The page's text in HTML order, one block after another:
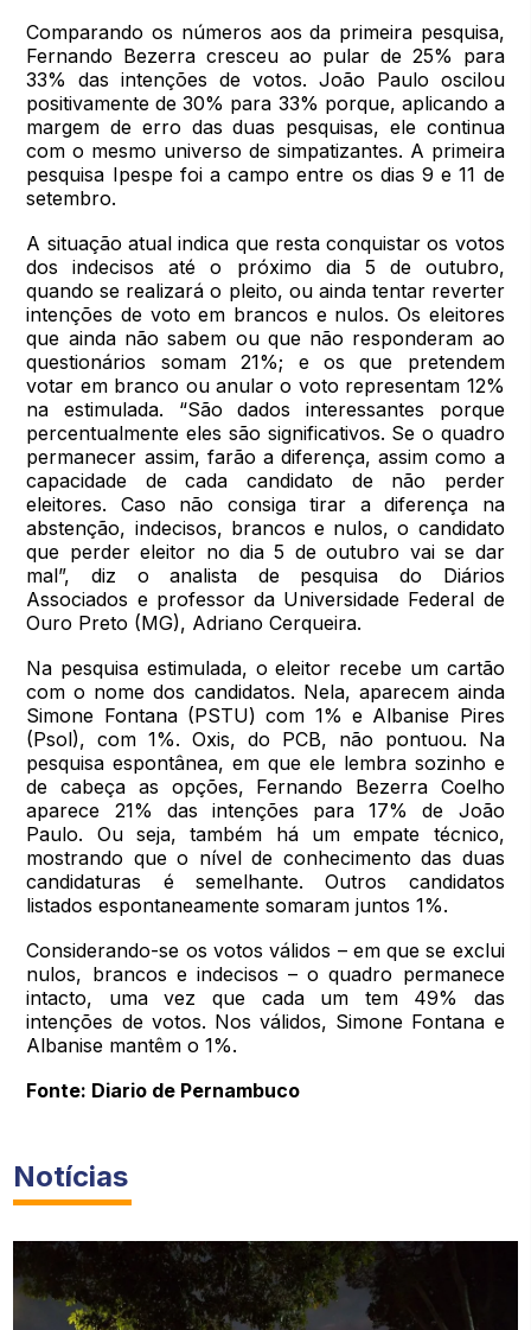
Comparando os números aos da primeira pesquisa,
Fernando Bezerra cresceu ao pular de 25% para
33% das intenções de votos. João Paulo oscilou
positivamente de 30% para 33% porque, aplicando a
margem de erro das duas pesquisas, ele continua
com o mesmo universo de simpatizantes. A primeira
pesquisa Ipespe foi a campo entre os dias 9 e 11 de
setembro.
A situação atual indica que resta conquistar os votos
dos indecisos até o próximo dia 5 de outubro,
quando se realizará o pleito, ou ainda tentar reverter
intenções de voto em brancos e nulos. Os eleitores
que ainda não sabem ou que não responderam ao
questionários somam 21%; e os que pretendem
votar em branco ou anular o voto representam 12%
na estimulada. “São dados interessantes porque
percentualmente eles são significativos. Se o quadro
permanecer assim, farão a diferença, assim como a
capacidade de cada candidato de não perder
eleitores. Caso não consiga tirar a diferença na
abstenção, indecisos, brancos e nulos, o candidato
que perder eleitor no dia 5 de outubro vai se dar
mal”, diz o analista de pesquisa do Diários
Associados e professor da Universidade Federal de
Ouro Preto (MG), Adriano Cerqueira.
Na pesquisa estimulada, o eleitor recebe um cartão
com o nome dos candidatos. Nela, aparecem ainda
Simone Fontana (PSTU) com 1% e Albanise Pires
(Psol), com 1%. Oxis, do PCB, não pontuou. Na
pesquisa espontânea, em que ele lembra sozinho e
de cabeça as opções, Fernando Bezerra Coelho
aparece 21% das intenções para 17% de João
Paulo. Ou seja, também há um empate técnico,
mostrando que o nível de conhecimento das duas
candidaturas é semelhante. Outros candidatos
listados espontaneamente somaram juntos 1%.
Considerando-se os votos válidos – em que se exclui
nulos, brancos e indecisos – o quadro permanece
intacto, uma vez que cada um tem 49% das
intenções de votos. Nos válidos, Simone Fontana e
Albanise mantêm o 1%.
Fonte: Diario de Pernambuco
Notícias